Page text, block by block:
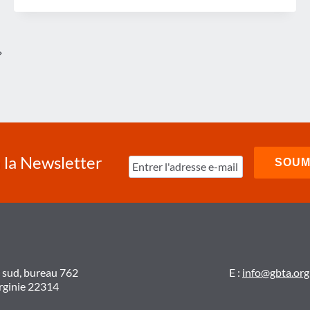
CONTINUENT
CROISSANCE
la Newsletter
bureau 762
22314
E : info@gbta.org